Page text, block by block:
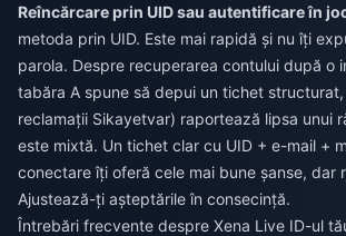
Reîncărcare prin UID sau autentificare în
metoda prin UID. Este mai rapidă și nu îți
parola. Despre recuperarea contului după
tabăra A spune să depui un tichet
reclamații Sikayetvar) raportează lipsa unui
este mixtă. Un tichet clar cu UID + e-mail +
conectare îți oferă cele mai bune șanse, dar
Ajustează-ți așteptările în consecință.
Întrebări frecvente despre Xena Live ID-ul